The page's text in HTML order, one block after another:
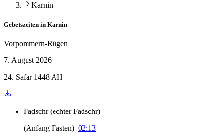
Karnin
Gebetszeiten in Karnin
Vorpommern-Rügen
7. August 2026
24. Safar 1448 AH
Fadschr (echter Fadschr)
(Anfang Fasten) 02:13